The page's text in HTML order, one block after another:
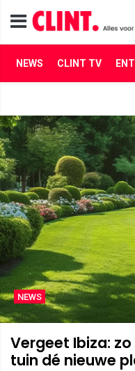
NEWS CLINT TV
NEWS
Vergeet Ibiza:
tuin dé nieuwe